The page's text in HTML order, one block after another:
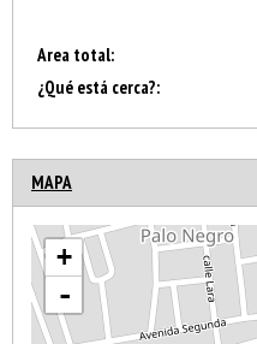
Area total:
¿Qué está cerca?:
MAPA
+
-